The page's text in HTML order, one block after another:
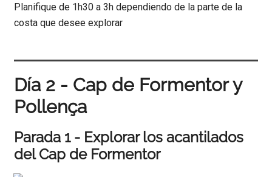
Planifique de 1h30 a 3h dependiendo de la parte de la
costa que desee explorar
Día 2 - Cap de Formentor y
Pollença
Parada 1 - Explorar los acantilados
del Cap de Formentor